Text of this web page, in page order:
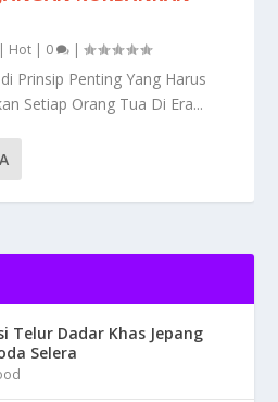
| Hot | 0 |
Prinsip Penting Yang Harus
Setiap Orang Tua Di Era...
Telur Dadar Khas Jepang
Selera